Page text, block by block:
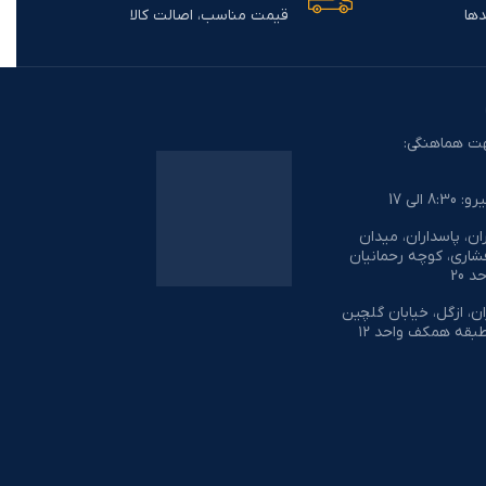
قابلیت فروش به شبکه، بک آپ گرفتن از
قیمت مناسب، اصالت کالا
هماهنگی:
17
پاسداران، میدان
کوچه رحمانیان
ازگل، خیابان گلچین